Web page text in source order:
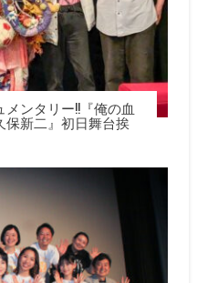
ンタリー!!『俺の血
新二』初日舞台挨